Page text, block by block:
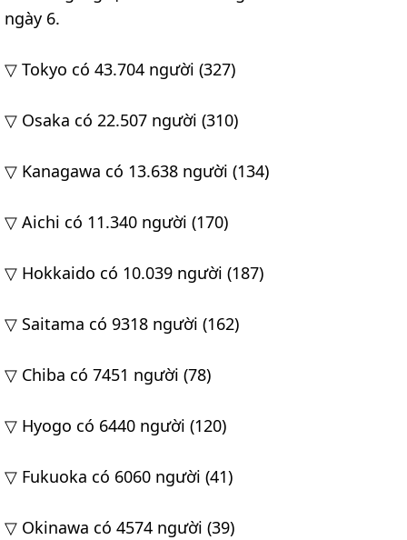
ngày 6.
▽ Tokyo có 43.704 người (327)
▽ Osaka có 22.507 người (310)
▽ Kanagawa có 13.638 người (134)
▽ Aichi có 11.340 người (170)
▽ Hokkaido có 10.039 người (187)
▽ Saitama có 9318 người (162)
▽ Chiba có 7451 người (78)
▽ Hyogo có 6440 người (120)
▽ Fukuoka có 6060 người (41)
▽ Okinawa có 4574 người (39)